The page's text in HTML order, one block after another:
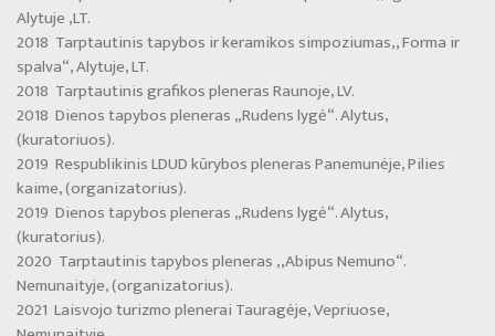
Alytuje ,LT.
2018 Tarptautinis tapybos ir keramikos simpoziumas,, Forma ir
spalva“, Alytuje, LT.
2018 Tarptautinis grafikos pleneras Raunoje, LV.
2018 Dienos tapybos pleneras „Rudens lygė“. Alytus,
(kuratoriuos).
2019 Respublikinis LDUD kūrybos pleneras Panemunėje, Pilies
kaime, (organizatorius).
2019 Dienos tapybos pleneras „Rudens lygė“. Alytus,
(kuratorius).
2020 Tarptautinis tapybos pleneras ,,Abipus Nemuno“.
Nemunaityje, (organizatorius).
2021 Laisvojo turizmo plenerai Tauragėje, Vepriuose,